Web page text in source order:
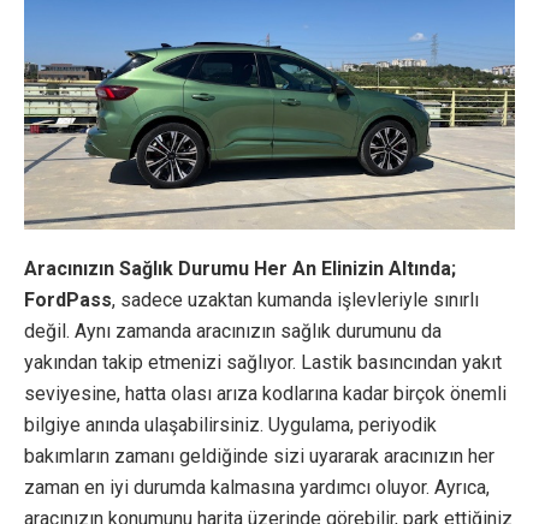
Aracınızın Sağlık Durumu Her An Elinizin Altında;
FordPass, sadece uzaktan kumanda işlevleriyle sınırlı
değil. Aynı zamanda aracınızın sağlık durumunu da
yakından takip etmenizi sağlıyor. Lastik basıncından yakıt
seviyesine, hatta olası arıza kodlarına kadar birçok önemli
bilgiye anında ulaşabilirsiniz. Uygulama, periyodik
bakımların zamanı geldiğinde sizi uyararak aracınızın her
zaman en iyi durumda kalmasına yardımcı oluyor. Ayrıca,
aracınızın konumunu harita üzerinde görebilir, park ettiğiniz